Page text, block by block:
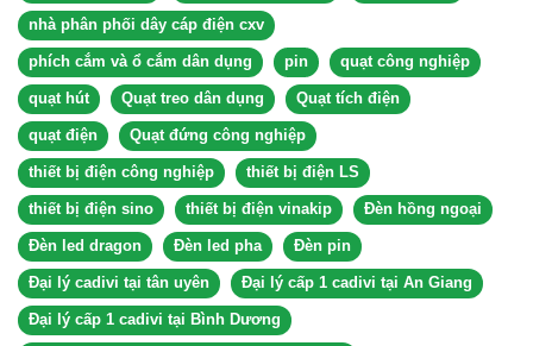
nhà phân phối dây cáp điện cxv
phích cắm và ổ cắm dân dụng pin quạt công nghiệp
quạt hút Quạt treo dân dụng Quạt tích điện
quạt điện Quạt đứng công nghiệp
thiết bị điện công nghiệp thiết bị điện LS
thiết bị điện sino thiết bị điện vinakip Đèn hồng ngoại
Đèn led dragon Đèn led pha Đèn pin
Đại lý cadivi tại tân uyên Đại lý cấp 1 cadivi tại An Giang
Đại lý cấp 1 cadivi tại Bình Dương